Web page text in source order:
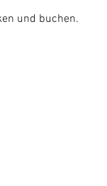
und buchen.